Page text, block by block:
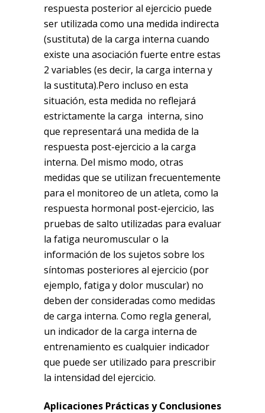
respuesta posterior al ejercicio puede
ser utilizada como una medida indirecta
(sustituta) de la carga interna cuando
existe una asociación fuerte entre estas
2 variables (es decir, la carga interna y
la sustituta).Pero incluso en esta
situación, esta medida no reflejará
estrictamente la carga interna, sino
que representará una medida de la
respuesta post-ejercicio a la carga
interna. Del mismo modo, otras
medidas que se utilizan frecuentemente
para el monitoreo de un atleta, como la
respuesta hormonal post-ejercicio, las
pruebas de salto utilizadas para evaluar
la fatiga neuromuscular o la
información de los sujetos sobre los
síntomas posteriores al ejercicio (por
ejemplo, fatiga y dolor muscular) no
deben der consideradas como medidas
de carga interna. Como regla general,
un indicador de la carga interna de
entrenamiento es cualquier indicador
que puede ser utilizado para prescribir
la intensidad del ejercicio.
Aplicaciones Prácticas y Conclusiones